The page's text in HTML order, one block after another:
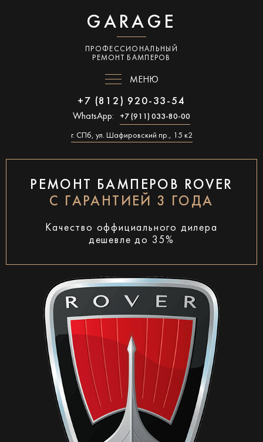
GARAGE
ПРОФЕССИОНАЛЬНЫЙ
РЕМОНТ БАМПЕРОВ
МЕНЮ
+7 (812) 920-33-54
WhatsApp: +7 (911) 033-80-00
г. СПб, ул. Шафировский пр., 15 к2
РЕМОНТ БАМПЕРОВ ROVER
С ГАРАНТИЕЙ 3 ГОДА
Качество оффициального дилера
дешевле до 35%